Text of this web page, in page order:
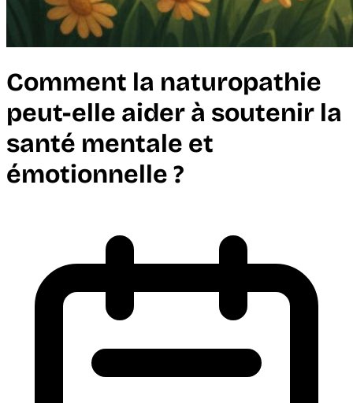
Comment la naturopathie
peut-elle aider à soutenir la
santé mentale et
émotionnelle ?